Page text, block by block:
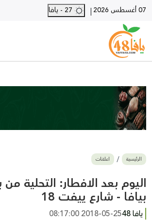
07 أغسطس 2026 |
أخبار محلية
أخبار يافا
SHORTS
أخبار اللد والرملة
بيع وشراء
أخبار القدس
وفيات
المزيد
ارسل خبر
الرئيسية اعلانات
بيافا - شارع ييفت 18
يافا 48
2018-05-25 08:17:00